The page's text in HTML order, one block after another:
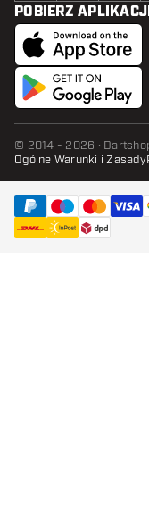
POBIERZ
© 2014 - 2026 ·
Ogólne Warunki i Zasady